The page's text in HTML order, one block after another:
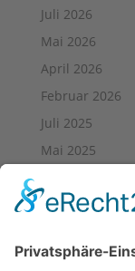
Juli 2026
Mai 2026
April 2026
Februar 2026
Juli 2025
Mai 2025
Januar 2025
Oktober 2024